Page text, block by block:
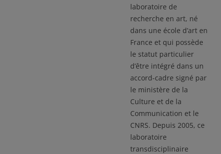
laboratoire de
recherche en art, né
dans une école d’art en
France et qui possède
le statut particulier
d’être intégré dans un
accord-cadre signé par
le ministère de la
Culture et de la
Communication et le
CNRS. Depuis 2005, ce
laboratoire
transdisciplinaire